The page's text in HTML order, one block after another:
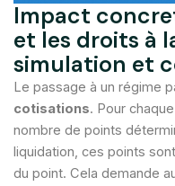
Impact
et les droits à
simulation et
Le passage à un régime
cotisations. Pour
nombre de points
liquidation, ces points
du point. Cela demande